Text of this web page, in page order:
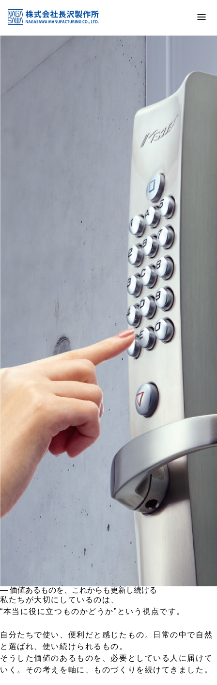
NAGASAWA MFG. CO., LTD.
信頼と技術で未来の安全を支える
― 価値あるものを、これからも更新し続ける
私たちが大切にしているのは、
“本当に役に立つものかどうか”という視点です。
自分たちで使い、便利だと感じたもの。日常の中で自然
と選ばれ、使い続けられるもの。
そうした価値のあるものを、必要としている人に届けて
いく。その考えを軸に、ものづくりを続けてきました。